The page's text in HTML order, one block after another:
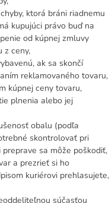
ktorá bráni riadnemu
kupujúci právo buď na
od kúpnej zmluvy
z ceny,
ak sa skončí
reklamovaného tovaru,
kúpnej ceny tovaru,
plnenia alebo jej
obalu (podľa
skontrolovať pri
sa môže poškodiť,
a prezrieť si ho
kuriérovi prehlasujete,
súčasťou